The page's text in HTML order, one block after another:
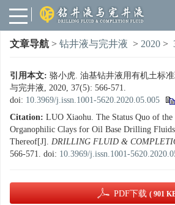
文章导航 > 钻井液与完井液 > 2020 >
引用本文: 骆小虎. 油基钻井液用有机土标
与完井液, 2020, 37(5): 566-571.
doi: 10.3969/j.issn.1001-5620.2020.05.005
Citation: LUO Xiaohu. The Status Quo of the
Organophilic Clays for Oil Base Drilling Fluids
Thereof[J]. DRILLING FLUID &
566-571. doi: 10.3969/j.issn.1001-
PDF下载 ( 901